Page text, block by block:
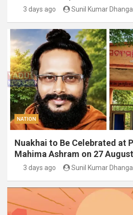
3 days ago Sunil Kumar
NATION
Nuakhai to Be Celebrated at
Mahima Ashram on 27 August
3 days ago Sunil Kumar